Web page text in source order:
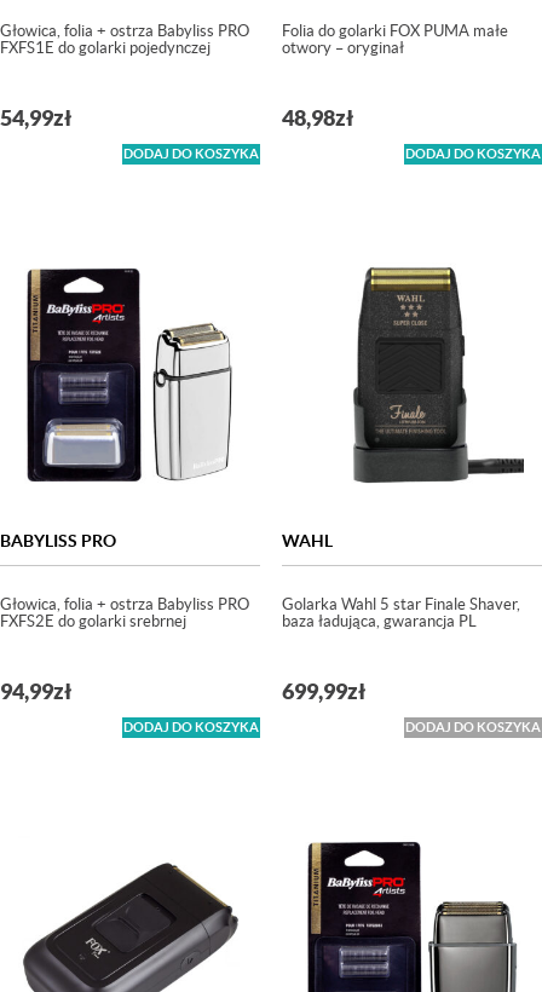
Głowica, folia + ostrza Babyliss PRO
FXFS1E do golarki pojedynczej
54,99zł
DODAJ DO KOSZYKA
Folia do golarki FOX PUMA małe
otwory – oryginał
48,98zł
DODAJ DO KOSZYKA
BABYLISS PRO
Głowica, folia + ostrza Babyliss PRO
FXFS2E do golarki srebrnej
94,99zł
DODAJ DO KOSZYKA
WAHL
Golarka Wahl 5 star Finale Shaver,
baza ładująca, gwarancja PL
699,99zł
DODAJ DO KOSZYKA